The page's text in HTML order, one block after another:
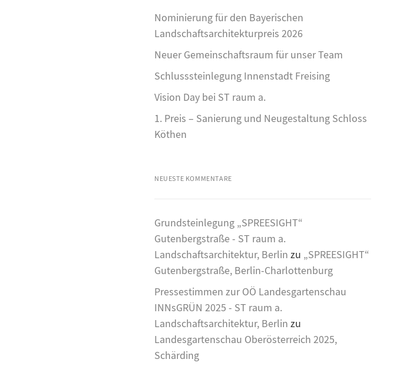
Nominierung für den Bayerischen
Landschaftsarchitekturpreis 2026
Neuer Gemeinschaftsraum für unser Team
Schlusssteinlegung Innenstadt Freising
Vision Day bei ST raum a.
1. Preis – Sanierung und Neugestaltung Schloss
Köthen
NEUESTE KOMMENTARE
Grundsteinlegung „SPREESIGHT“
Gutenbergstraße - ST raum a.
Landschaftsarchitektur, Berlin zu „SPREESIGHT“
Gutenbergstraße, Berlin-Charlottenburg
Pressestimmen zur OÖ Landesgartenschau
INNsGRÜN 2025 - ST raum a.
Landschaftsarchitektur, Berlin zu
Landesgartenschau Oberösterreich 2025,
Schärding